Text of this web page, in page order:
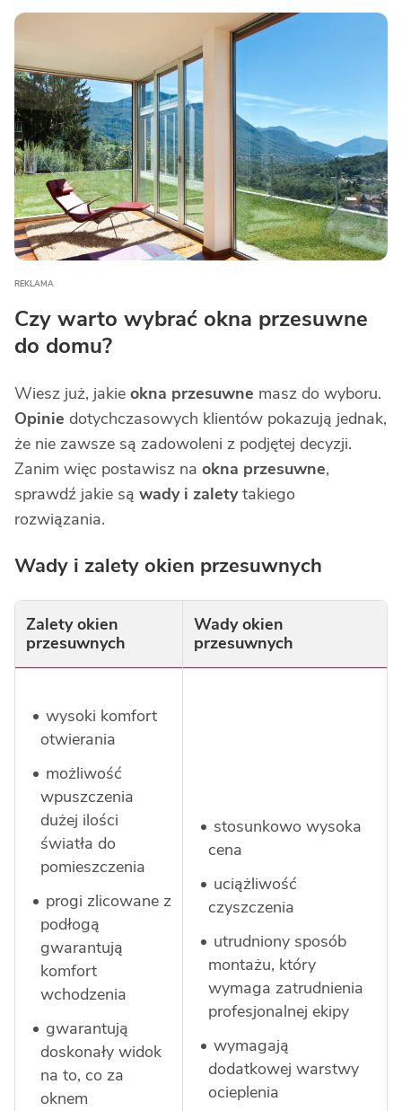
Czy warto wybrać okna przesuwne
do domu?
Wiesz już, jakie okna przesuwne masz do wyboru.
Opinie dotychczasowych klientów pokazują jednak,
że nie zawsze są zadowoleni z podjętej decyzji.
Zanim więc postawisz na okna przesuwne,
sprawdź jakie są wady i zaletytakiego
rozwiązania.
Wady i zalety okien przesuwnych
Zalety okien
przesuwnych
Wady okien
przesuwnych
wysoki komfort
otwierania
możliwość
wpuszczenia
dużej ilości
światła do
pomieszczenia
progi zlicowane z
podłogą
gwarantują
komfort
wchodzenia
gwarantują
doskonały widok
na to, co za
oknem
stosunkowo wysoka
cena
uciążliwość
czyszczenia
utrudniony sposób
montażu, który
wymaga zatrudnienia
profesjonalnej ekipy
wymagają
dodatkowej warstwy
ocieplenia